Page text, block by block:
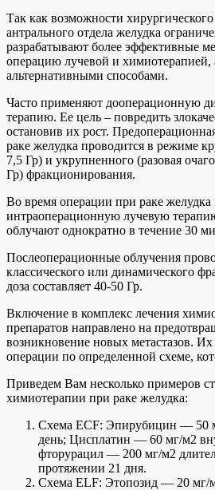
Так как возможности хирургического
антрального отдела желудка
разрабатывают более эффективные
операцию лучевой и химиотерапией,
альтернативными способами.
Часто применяют дооперационную
терапию. Ее цель – повредить
остановив их рост.
раке желудка проводится в режиме
7,5 Гр) и укрупненного (разовая
Гр) фракционирования.
Во время операции при раке желудка
интраоперационную лучевую
облучают однократно в течение 30
Послеоперационные облучения
классического или динамического
доза составляет 40-50 Гр.
Включение в комплекс лечения
препаратов направлено на
возникновение новых метастазов.
операции по определенной схеме,
Приведем Вам несколько примеров
химиотерапии при раке желудка:
Схема ECF: Эпирубицин — 50
день; Цисплатин — 60 мг/м2
фторурацил — 200 мг/м2
протяжении 21 дня.
Схема ELF: Этопозид — 20 мг/